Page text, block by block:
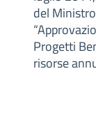
del
Progetti
risorse